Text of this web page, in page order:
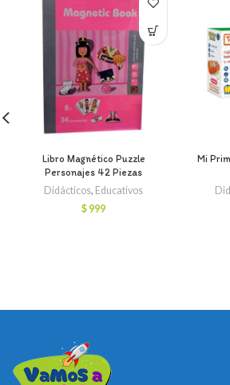
Libro Magnético Puzzle
Personajes 42 Piezas
Didácticos, Educativos
$ 999
Mi